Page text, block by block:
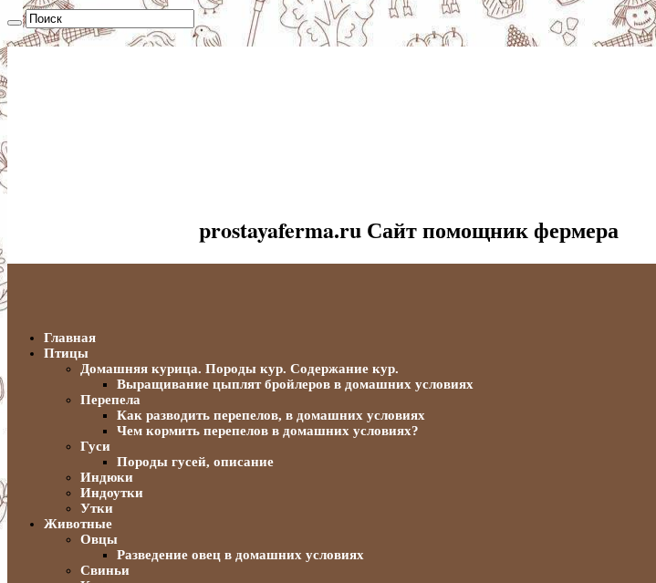
prostayaferma.ru Сайт помощник фермера
Главная
Птицы
Домашняя курица. Породы кур. Содержание кур.
Выращивание цыплят бройлеров в домашних условиях
Перепела
Как разводить перепелов, в домашних условиях
Чем кормить перепелов в домашних условиях?
Гуси
Породы гусей, описание
Индюки
Индоутки
Утки
Животные
Овцы
Разведение овец в домашних условиях
Свиньи